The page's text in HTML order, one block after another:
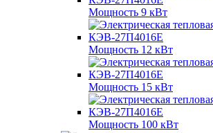
Мощность 9 кВт
Мощность 12 кВт
Мощность 15 кВт
Мощность 100 кВт